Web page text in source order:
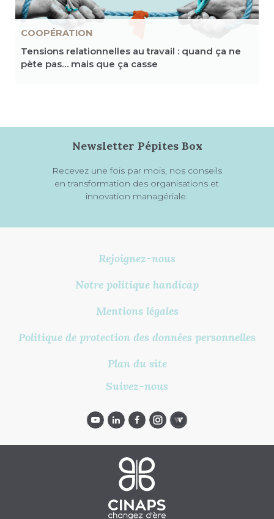
COOPÉRATION
Tensions relationnelles au travail : quand ça ne
pète pas… mais que ça casse
Rejoignez-nous
Notre politique handicap
Mentions légales
Politique de protection des données personnelles
Plan du site
Suivez-nous
Newsletter Pépites Box
Recevez une fois par mois, nos conseils
en transformation des organisations et
innovation managériale.